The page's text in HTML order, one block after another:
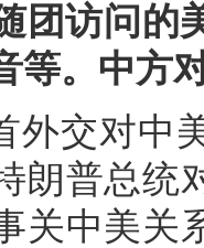
团访问的
等。中方
外交对中
朗普总统
关中美关